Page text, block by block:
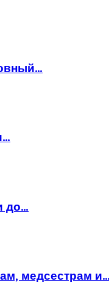
до…
медсестрам и…